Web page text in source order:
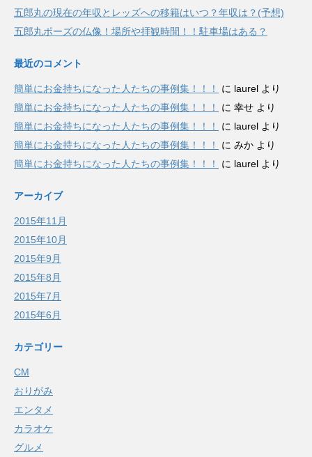
五郎丸の現在の年収とレッズへの移籍はいつ？年収は？(予想)
五郎丸ポーズの仏像！場所や拝観時間！！駐車場はある？
最近のコメント
簡単にお金持ちになった人たちの事例集！！！ に laurel より
簡単にお金持ちになった人たちの事例集！！！
に 幸せ より
簡単にお金持ちになった人たちの事例集！！！
に laurel より
簡単にお金持ちになった人たちの事例集！！！
に みか より
簡単にお金持ちになった人たちの事例集！！！
に laurel より
アーカイブ
2015年11月
2015年10月
2015年9月
2015年8月
2015年7月
2015年6月
カテゴリー
CM
おりがみ
エンタメ
カラオケ
グルメ